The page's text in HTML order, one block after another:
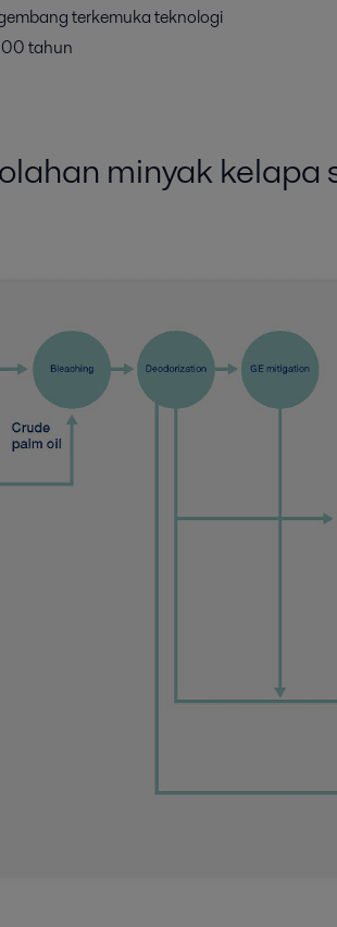
terkemuka teknologi
tahun
minyak kelapa